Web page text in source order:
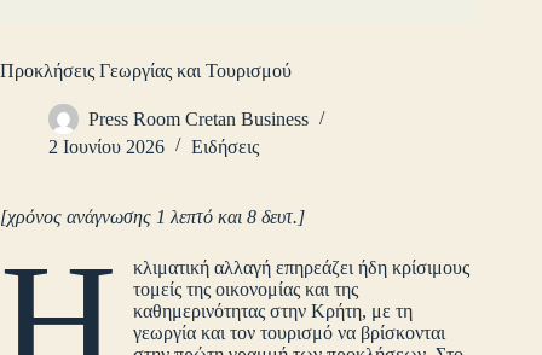
Προκλήσεις Γεωργίας και Τουρισμού
Press Room Cretan Business
2 Ιουνίου 2026
Ειδήσεις
[χρόνος ανάγνωσης 1 λεπτό και 8 δευτ.]
κλιματική αλλαγή επηρεάζει ήδη κρίσιμους
τομείς της οικονομίας και της
καθημερινότητας στην Κρήτη, με τη
γεωργία και τον τουρισμό να βρίσκονται